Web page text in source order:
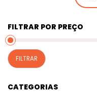
FILTRAR POR PREÇO
FILTRAR
CATEGORIAS